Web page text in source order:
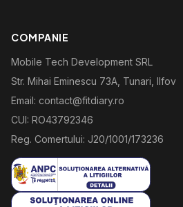
COMPANIE
Mobile Tech Development SRL
Str. Mihai Eminescu 73A, Tunari, Ilfov
Email: contact@fitdiary.ro
CUI: RO43792346
Reg. Comertului: J20/1001/173236